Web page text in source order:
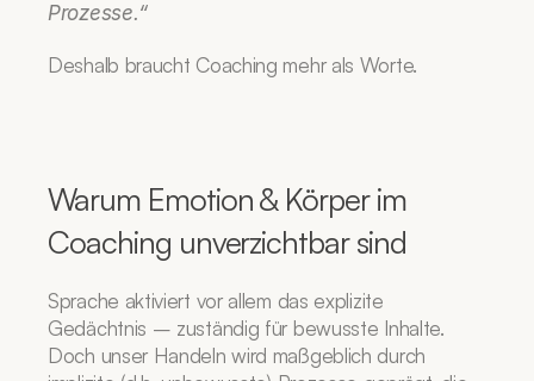
Prozesse.“
Deshalb braucht Coaching mehr als Worte.
Warum Emotion & Körper im
Coaching unverzichtbar sind
Sprache aktiviert vor allem das explizite
Gedächtnis – zuständig für bewusste Inhalte.
Doch unser Handeln wird maßgeblich durch